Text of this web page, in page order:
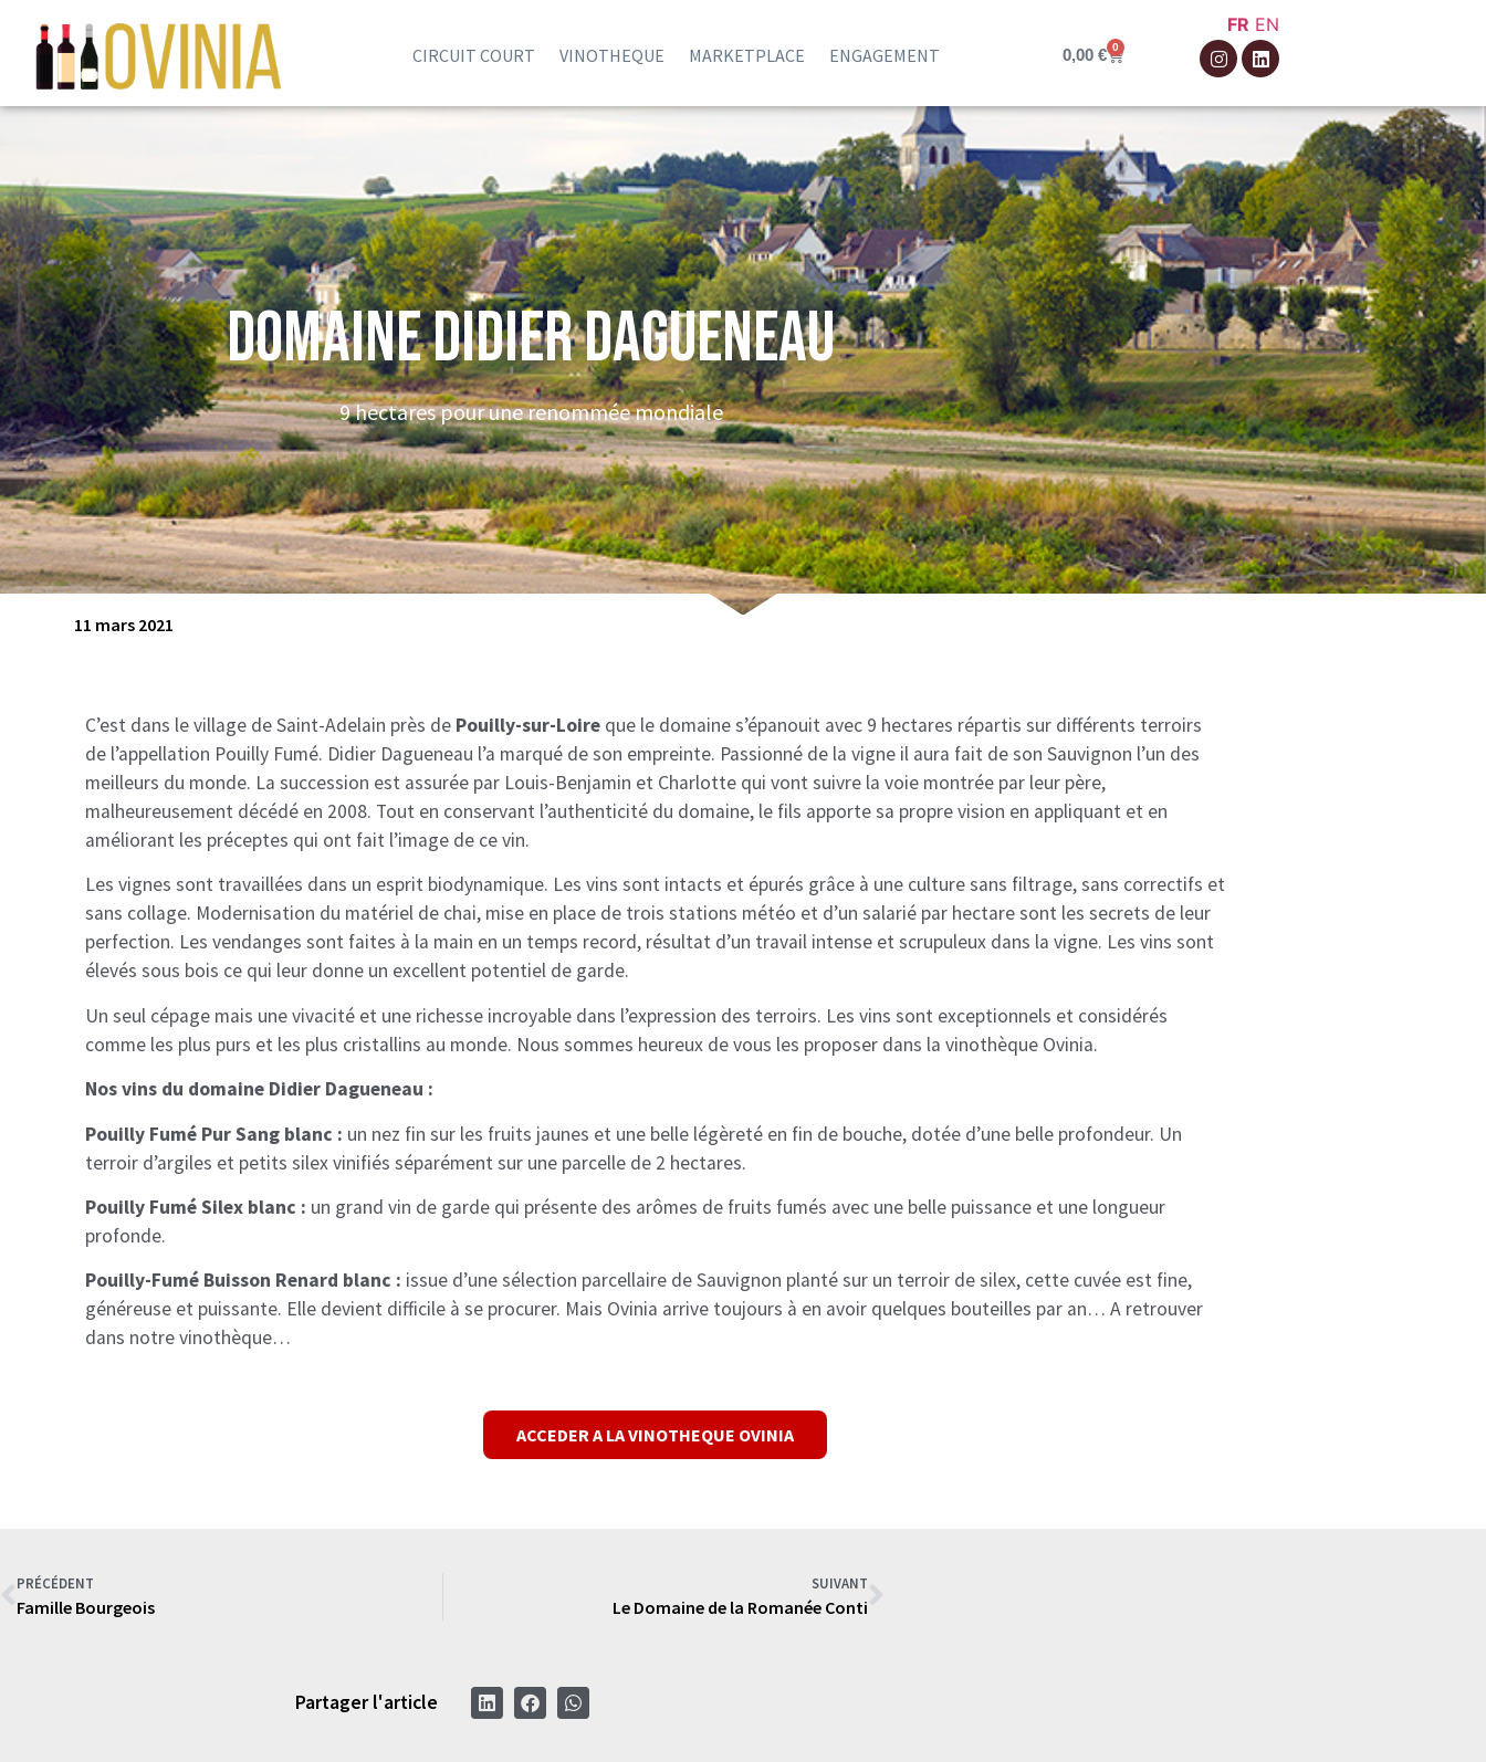
CIRCUIT COURT VINOTHEQUE MARKETPLACE ENGAGEMENT 0,00€ 0
FR EN
Domaine Didier Dagueneau
9 hectares pour une renommée mondiale
11 mars 2021
C’est dans le village de Saint-Adelain près de Pouilly-sur-Loire que le domaine s’épanouit avec 9 hectares répartis sur différents terroirs
de l’appellation Pouilly Fumé. Didier Dagueneau l’a marqué de son empreinte. Passionné de la vigne il aura fait de son Sauvignon l’un des
meilleurs du monde. La succession est assurée par Louis-Benjamin et Charlotte qui vont suivre la voie montrée par leur père,
malheureusement décédé en 2008. Tout en conservant l’authenticité du domaine, le fils apporte sa propre vision en appliquant et en
améliorant les préceptes qui ont fait l’image de ce vin.
Les vignes sont travaillées dans un esprit biodynamique. Les vins sont intacts et épurés grâce à une culture sans filtrage, sans correctifs et
sans collage. Modernisation du matériel de chai, mise en place de trois stations météo et d’un salarié par hectare sont les secrets de leur
perfection. Les vendanges sont faites à la main en un temps record, résultat d’un travail intense et scrupuleux dans la vigne. Les vins sont
élevés sous bois ce qui leur donne un excellent potentiel de garde.
Un seul cépage mais une vivacité et une richesse incroyable dans l’expression des terroirs. Les vins sont exceptionnels et considérés
comme les plus purs et les plus cristallins au monde. Nous sommes heureux de vous les proposer dans la vinothèque Ovinia.
Nos vins du domaine Didier Dagueneau :
Pouilly Fumé Pur Sang blanc : un nez fin sur les fruits jaunes et une belle légèreté en fin de bouche, dotée d’une belle profondeur. Un
terroir d’argiles et petits silex vinifiés séparément sur une parcelle de 2 hectares.
Pouilly Fumé Silex blanc : un grand vin de garde qui présente des arômes de fruits fumés avec une belle puissance et une longueur
profonde.
Pouilly-Fumé Buisson Renard blanc : issue d’une sélection parcellaire de Sauvignon planté sur un terroir de silex, cette cuvée est fine,
généreuse et puissante. Elle devient difficile à se procurer. Mais Ovinia arrive toujours à en avoir quelques bouteilles par an… A retrouver
dans notre vinothèque…
ACCEDER A LA VINOTHEQUE OVINIA
PRÉCÉDENT
Famille Bourgeois
SUIVANT
Le Domaine de la Romanée Conti
Partager l'article